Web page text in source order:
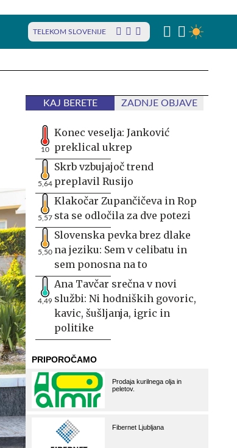
TELEKOM SLOVENIJE
KAJ BERETE ZADNJE OBJAVE
10
Konec veselja: Janković
preklical ukrep
5,64
Skrb vzbujajoč trend
preplavil Rusijo
5,57
Klakočar Zupančičeva in Rop
sta se odločila za dve potezi
5,50
Slovenska pevka brez dlake
na jeziku: Sem v celibatu in
sem ponosna na to
4,49
Ana Tavčar srečna v novi
službi: Ni hodniških govoric,
kavic, šušljanja, igric in
politike